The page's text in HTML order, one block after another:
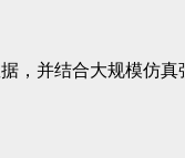
，并结合大规模仿